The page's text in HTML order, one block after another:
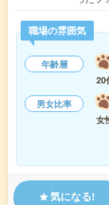
職場の雰囲気
年齢層
20
男女比率
女
気になる!